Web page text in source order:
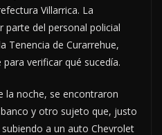
Villarrica. La
parte del personal policial
Tenencia de Curarrehue,
verificar qué sucedía.
la noche, se encontraron
y otro sujeto que, justo
a un auto Chevrolet